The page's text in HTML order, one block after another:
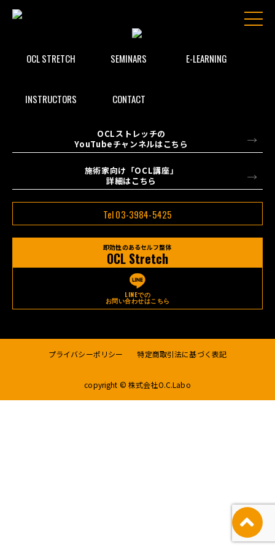
OCL STRETCH SEMINARS E-LEARNING
INSTRUCTORS CONTACT
OCLストレッチの
YouTubeチャンネルはこちら
施術家向け「OCL講座」
詳細はこちら
Tel 03-3984-5425
即効性のあるセルフ整体
OCL Stretch
LINEでの
お問い合わせはこちら
プライバシーポリシー 特定商取引法に基づく表記
copyright © 株式会社O.C.Labo